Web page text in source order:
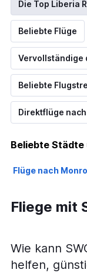
Die Top Liberia
Beliebte Flüge
Vervollständige
Beliebte
Direktflüge
Beliebte Städte
Flüge nach
Fliege mit
Wie kann
helfen,